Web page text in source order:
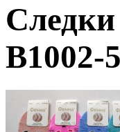
B1002-5